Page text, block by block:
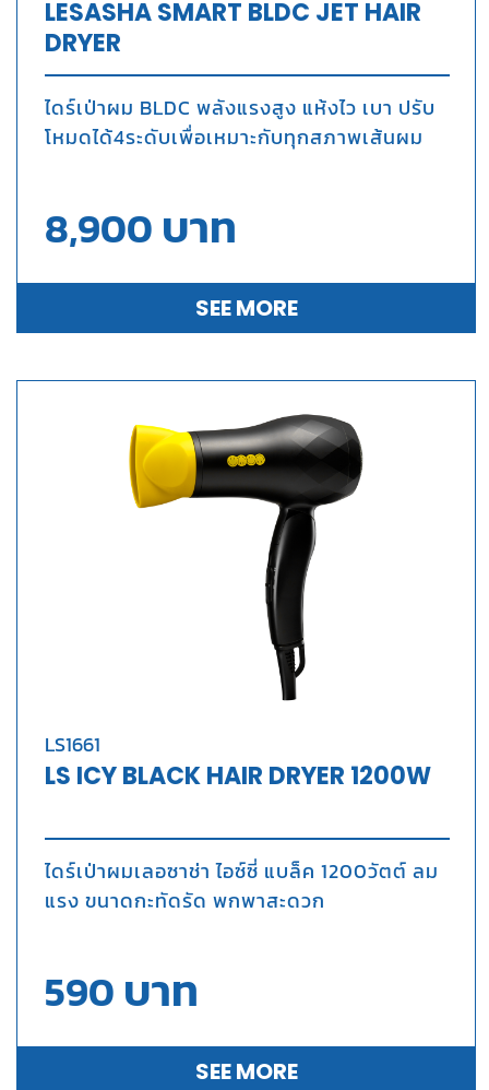
LESASHA SMART BLDC JET HAIR
DRYER
ไดร์เป่าผม BLDC พลังแรงสูง แห้งไว เบา ปรับ
โหมดได้4ระดับเพื่อเหมาะกับทุกสภาพเส้นผม
8,900 บาท
SEE MORE
LS1661
LS ICY BLACK HAIR DRYER 1200W
ไดร์เป่าผมเลอซาช่า ไอซ์ซี่ แบล็ค 1200วัตต์ ลม
แรง ขนาดกะทัดรัด พกพาสะดวก
590 บาท
SEE MORE